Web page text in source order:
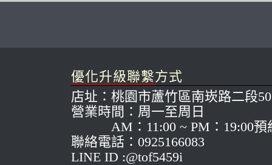
優化升級聯繫方式
店址：桃園市蘆竹區南崁路二段
營業時間：周一至周日
AM：11:00 ~ PM：19:00預
聯絡電話：0925166083
LINE ID :@tof5459i